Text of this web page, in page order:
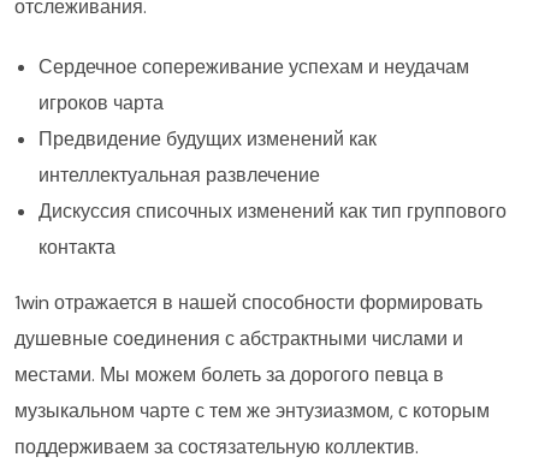
отслеживания.
Сердечное сопереживание успехам и неудачам
игроков чарта
Предвидение будущих изменений как
интеллектуальная развлечение
Дискуссия списочных изменений как тип группового
контакта
1win отражается в нашей способности формировать
душевные соединения с абстрактными числами и
местами. Мы можем болеть за дорогого певца в
музыкальном чарте с тем же энтузиазмом, с которым
поддерживаем за состязательную коллектив.